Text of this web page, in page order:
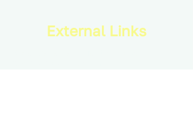
External Links